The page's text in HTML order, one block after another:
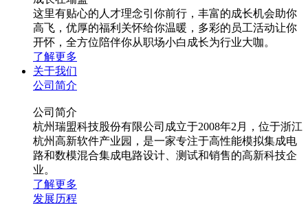
这里有贴心的人才理念引你前行，丰富的成长机会助你
高飞，优厚的福利关怀给你温暖，多彩的员工活动让你
开怀，全方位陪伴你从职场小白成长为行业大咖。
了解更多
关于我们
公司简介
公司简介
杭州瑞盟科技股份有限公司成立于2008年2月，位于浙江
杭州高新软件产业园，是一家专注于高性能模拟集成电
路和数模混合集成电路设计、测试和销售的高新科技企
业。
了解更多
发展历程